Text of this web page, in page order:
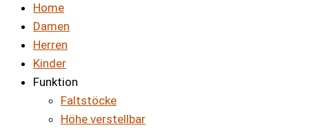
Home
Damen
Herren
Kinder
Funktion
Faltstöcke
Höhe verstellbar